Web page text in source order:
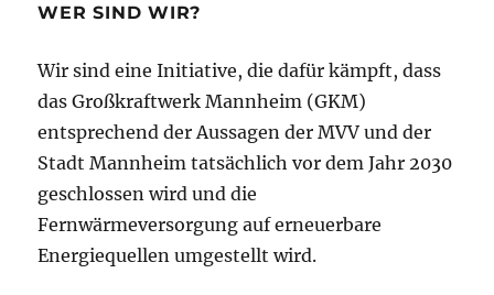
WER SIND WIR?
Wir sind eine Initiative, die dafür kämpft, dass
das Großkraftwerk Mannheim (GKM)
entsprechend der Aussagen der MVV und der
Stadt Mannheim tatsächlich vor dem Jahr 2030
geschlossen wird und die
Fernwärmeversorgung auf erneuerbare
Energiequellen umgestellt wird.